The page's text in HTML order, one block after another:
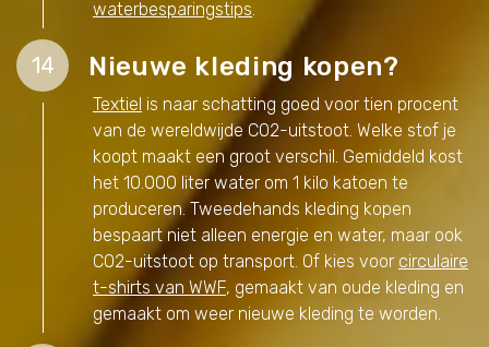
waterbesparingstips.
14 Nieuwe kleding kopen?
Textiel is naar schatting goed voor tien procent
van de wereldwijde CO2-uitstoot. Welke stof je
koopt maakt een groot verschil. Gemiddeld kost
het 10.000 liter water om 1 kilo katoen te
produceren. Tweedehands kleding kopen
bespaart niet alleen energie en water, maar ook
CO2-uitstoot op transport. Of kies voor circulaire
t-shirts van WWF, gemaakt van oude kleding en
gemaakt om weer nieuwe kleding te worden.